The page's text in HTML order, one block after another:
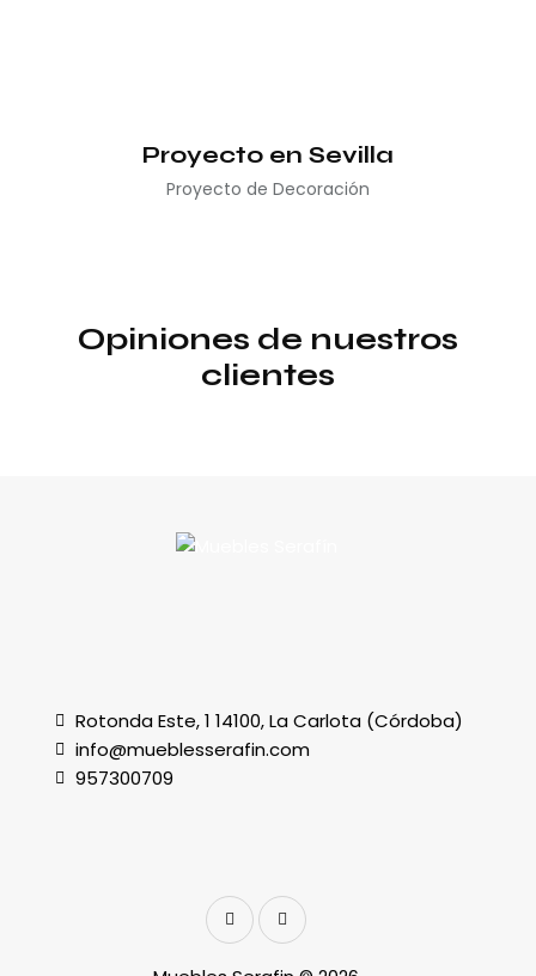
Proyecto en Sevilla
Proyecto de Decoración
Opiniones de nuestros
clientes
Rotonda Este, 1 14100, La Carlota (Córdoba)
info@mueblesserafin.com
957300709